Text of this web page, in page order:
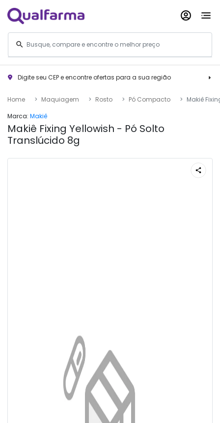
Digite seu CEP e encontre ofertas para a sua região
Home Maquiagem Rosto Pó Compacto
Makiê
Marca: Makiê
Makiê Fixing Yellowish - Pó Solto
Translúcido 8g